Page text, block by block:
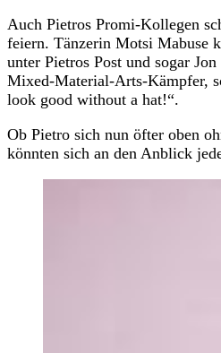
Auch Pietros Promi-Kollegen
feiern. Tänzerin Motsi Mabuse
unter Pietros Post und sogar
Mixed-Material-Arts-Kämpfer,
look good without a hat!“.
Ob Pietro sich nun öfter oben
könnten sich an den Anblick